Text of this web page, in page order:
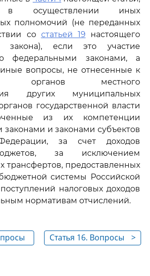
в осуществлении иных
полномочий (не переданных
со статьей 19 настоящего
закона), если это участие
федеральными законами, а
вопросы, не отнесенные к
органов местного
других муниципальных
государственной власти
из их компетенции
и законами субъектов
за счет доходов
за исключением
предоставленных
системы Российской
налоговых доходов
нормативам отчислений.
>
Статья 16. Вопросы